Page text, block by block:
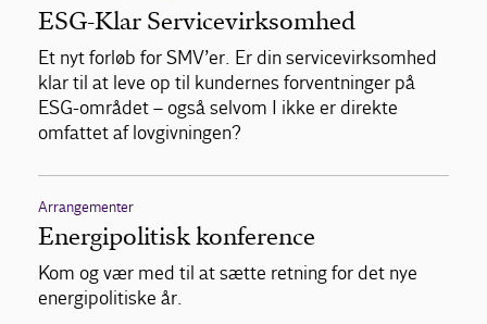
ESG-Klar Servicevirksomhed
Et nyt forløb for SMV’er. Er din servicevirksomhed
klar til at leve op til kundernes forventninger på
ESG-området – også selvom I ikke er direkte
omfattet af lovgivningen?
Arrangementer
Energipolitisk konference
Kom og vær med til at sætte retning for det nye
energipolitiske år.